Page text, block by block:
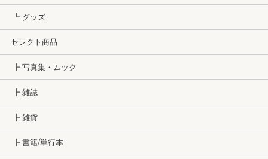
┗ グッズ
セレクト商品
┣ 写真集・ムック
┣ 雑誌
┣ 雑貨
┣ 書籍/単行本